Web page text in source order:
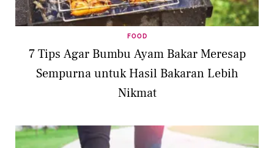
FOOD
7 Tips Agar Bumbu Ayam Bakar Meresap
Sempurna untuk Hasil Bakaran Lebih
Nikmat